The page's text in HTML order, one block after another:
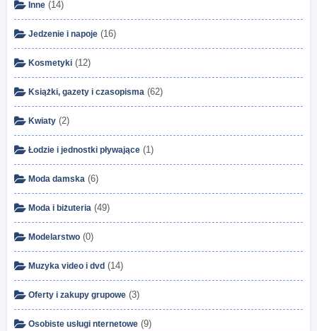
Inne (14)
Jedzenie i napoje (16)
Kosmetyki (12)
Książki, gazety i czasopisma (62)
Kwiaty (2)
Łodzie i jednostki pływające (1)
Moda damska (6)
Moda i biżuteria (49)
Modelarstwo (0)
Muzyka video i dvd (14)
Oferty i zakupy grupowe (3)
Osobiste usługi nternetowe (9)